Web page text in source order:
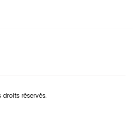
réservés.